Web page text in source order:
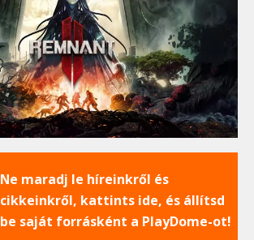
Ne maradj le híreinkről és
cikkeinkről, kattints ide, és állítsd
be saját forrásként a PlayDome-ot!